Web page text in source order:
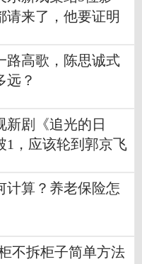
请来了，他要证明
路高歌，陈思诚式
远？
新剧《追光的日
1，应该轮到郭京飞
计算？养老保险怎
不拆柜子简单方法